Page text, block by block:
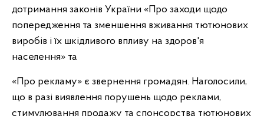
дотримання законів України «Про заходи щодо
попередження та зменшення вживання тютюнових
виробів і їх шкідливого впливу на здоров'я
населення» та
«Про рекламу» є звернення громадян. Наголосили,
що в разі виявлення порушень щодо реклами,
стимулювання продажу та спонсорства тютюнових